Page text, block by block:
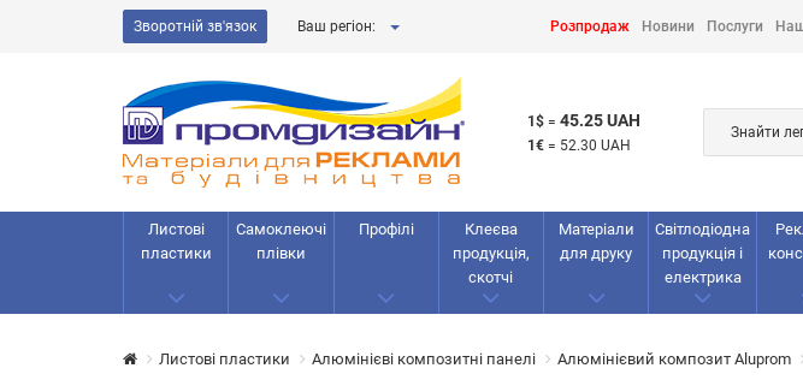
Зворотній зв'язок Ваш регіон: Розпродаж Новини Послуги
1$ = 45.25 UAH
1€ = 52.30 UAH
Знайти
Листові
пластики
Самоклеючі
плівки
Профілі
Клеєва
продукція,
скотчі
Матеріали
для друку
Світлодіодна
продукція і
електрика
Листові пластики Алюмінієві композитні панелі Алюмінієвий композит Aluprom